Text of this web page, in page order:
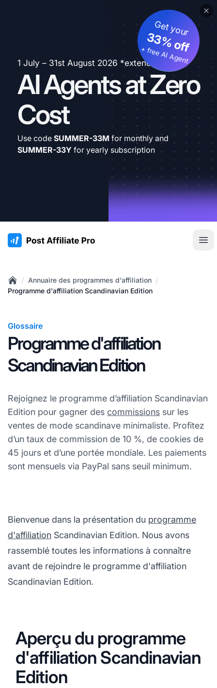
1 July – 31st August 2026 *extended
AI Agents at Zero
Cost
Get your
33% off
+ free AI Agent
Use code SUMMER-33M for monthly and
SUMMER-33Y for yearly subscription
:site.title
Home
/ Annuaire des programmes d'affiliation /
Programme d'affiliation Scandinavian Edition
Glossaire
Programme d'affiliation
Scandinavian Edition
Rejoignez le programme d’affiliation Scandinavian
Edition pour gagner des commissions sur les
ventes de mode scandinave minimaliste. Profitez
d’un taux de commission de 10 %, de cookies de
45 jours et d’une portée mondiale. Les paiements
sont mensuels via PayPal sans seuil minimum.
Bienvenue dans la présentation du programme
d'affiliation Scandinavian Edition. Nous avons
rassemblé toutes les informations à connaître
avant de rejoindre le programme d'affiliation
Scandinavian Edition.
Aperçu du programme
d'affiliation Scandinavian
Edition